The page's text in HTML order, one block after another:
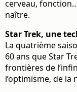
cerveau,
naître.
Star Trek, une
La quatrième
60 ans que Star
frontières de
l’optimisme, de